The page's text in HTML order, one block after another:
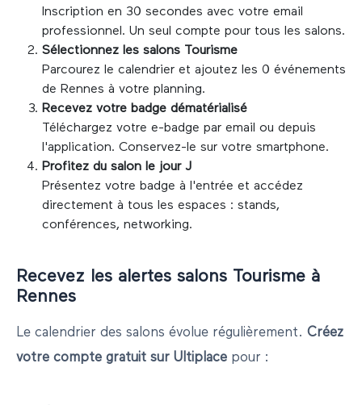
Inscription en 30 secondes avec votre email
professionnel. Un seul compte pour tous les salons.
Sélectionnez les salons Tourisme
Parcourez le calendrier et ajoutez les 0 événements
de Rennes à votre planning.
Recevez votre badge dématérialisé
Téléchargez votre e-badge par email ou depuis
l'application. Conservez-le sur votre smartphone.
Profitez du salon le jour J
Présentez votre badge à l'entrée et accédez
directement à tous les espaces : stands,
conférences, networking.
Recevez les alertes salons Tourisme à
Rennes
Le calendrier des salons évolue régulièrement. Créez
votre compte gratuit sur Ultiplace pour :